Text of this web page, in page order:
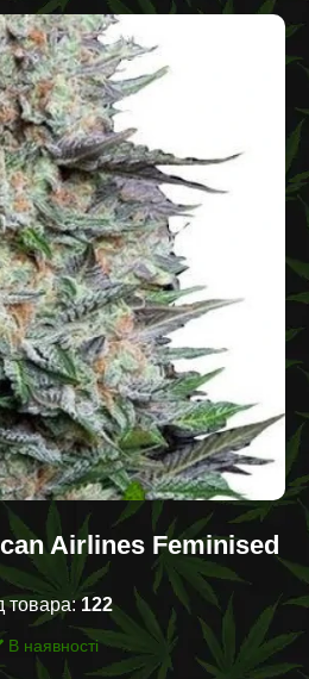
Airlines Feminised
товара:122
В наявності